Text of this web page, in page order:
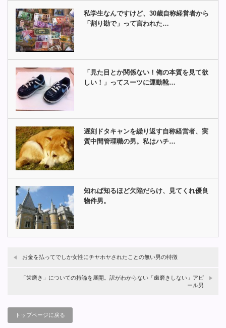
私学生なんですけど、30歳自称経営者から
「割り勘で」って言われた…
「見た目とか関係ない！俺の本質を見て欲
しい！」ってスーツに運動靴…
遅刻ドタキャンを繰り返す自称経営者、実
質中間管理職の男。私はハチ…
知れば知るほど欠陥だらけ、見てくれ優良
物件男。
お金を払ってでしか女性にチヤホヤされたことの無い男の特徴
「歯磨き」についての持論を展開。訳がわからない「歯磨きしない」アピ
ール男
トップページに戻る